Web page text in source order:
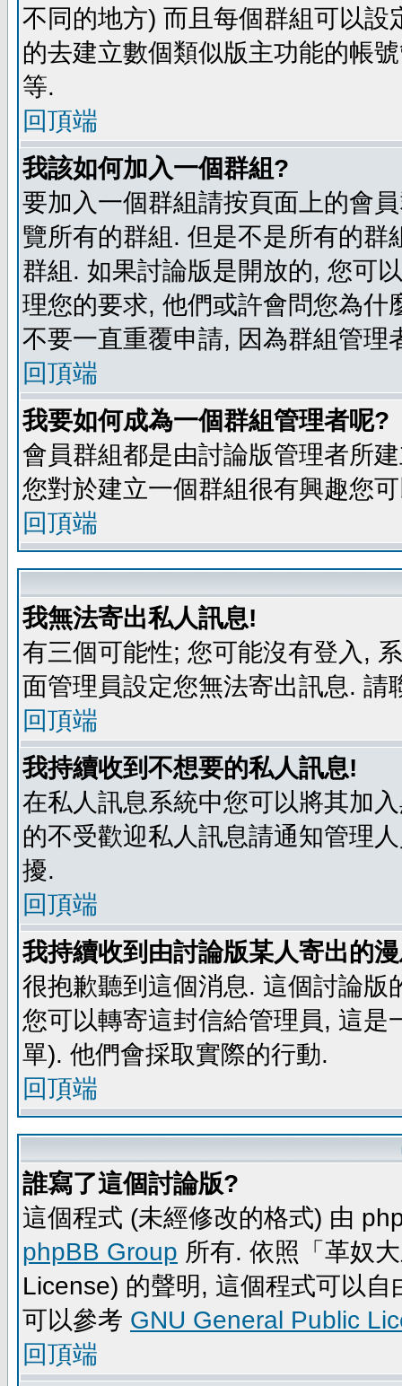
不同的地方) 而且每個群組可以
的去建立數個類似版主功能的帳
等.
回頂端
我該如何加入一個群組?
要加入一個群組請按頁面上的會
覽所有的群組. 但是不是所有的
群組. 如果討論版是開放的, 您可
理您的要求, 他們或許會問您為
不要一直重覆申請, 因為群組管理
回頂端
我要如何成為一個群組管理者呢?
會員群組都是由討論版管理者所
您對於建立一個群組很有興趣您
回頂端
我無法寄出私人訊息!
有三個可能性; 您可能沒有登入,
面管理員設定您無法寄出訊息. 請
回頂端
我持續收到不想要的私人訊息!
在私人訊息系統中您可以將其加
的不受歡迎私人訊息請通知管理
擾.
回頂端
我持續收到由討論版某人寄出的
很抱歉聽到這個消息. 這個討論
您可以轉寄這封信給管理員, 這
單). 他們會採取實際的行動.
回頂端
誰寫了這個討論版?
這個程式 (未經修改的格式) 由
phpBB Group 所有. 依照「革奴
License) 的聲明, 這個程式可以
可以參考 GNU General Public
回頂端